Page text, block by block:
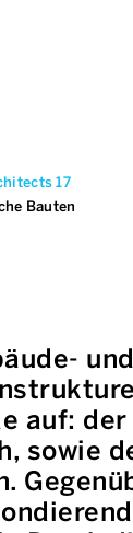
17
Bauten
auf:
sowie